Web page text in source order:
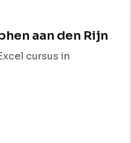
aan den Rijn
cursus in